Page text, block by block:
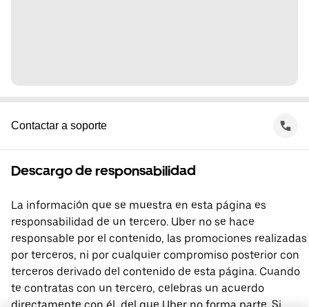
Contactar a soporte
Descargo de responsabilidad
La información que se muestra en esta página es
responsabilidad de un tercero. Uber no se hace
responsable por el contenido, las promociones realizadas
por terceros, ni por cualquier compromiso posterior con
terceros derivado del contenido de esta página. Cuando
te contratas con un tercero, celebras un acuerdo